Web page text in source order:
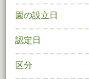
園の設立日
認定日
区分